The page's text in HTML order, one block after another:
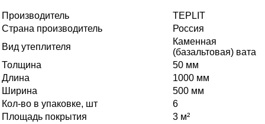
Производитель
TEPLIT
Страна производитель
Россия
Вид утеплителя
Каменная
(базальтовая) вата
Толщина
50 мм
Длина
1000 мм
Ширина
500 мм
Кол-во в упаковке, шт
6
Площадь покрытия
3 м²